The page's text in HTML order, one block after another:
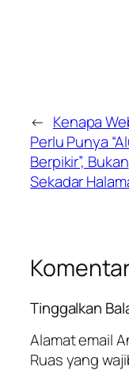
← Kenapa
Perlu Punya
Berpikir”, Bukan
Sekadar
Tinggalkan
Alamat email
Ruas yang